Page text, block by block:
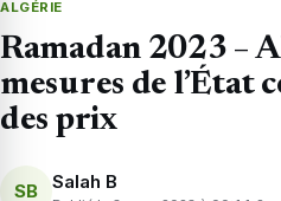
ALGÉRIE
Ramadan 2023 –
mesures de l’État
des prix
SB Salah B